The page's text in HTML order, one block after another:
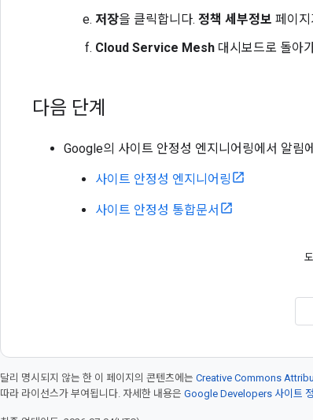
저장을 클릭합니다. 정책 세부정보 페이
Cloud Service Mesh 대시보드로 돌아
다음 단계
Google의 사이트 안정성 엔지니어링에서 알림
사이트 안정성 엔지니어링
사이트 안정성 통합문서
달리 명시되지 않는 한 이 페이지의 콘텐츠에는 Creative Commons
따라 라이선스가 부여됩니다. 자세한 내용은 Google Developers 사이트